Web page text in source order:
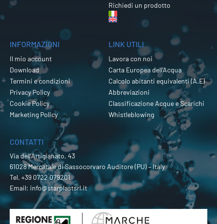
Richiedi un prodotto
INFORMAZIONI
Il mio account
Download
Termini e condizioni
Privacy Policy
Cookie Policy
Marketing Policy
LINK UTILI
Lavora con noi
Carta Europea dell’Acqua
Calcolo abitanti equivalenti (A.E)
Abbreviazioni
Classificazione Acque e Scarichi
Whistleblowing
CONTATTI
Via dell’Artigianato, 43
61028 Mercatale di Sassocorvaro Auditore (PU) – Italy
Tel. +39 0722 079201
Email: info@starplastsrl.it